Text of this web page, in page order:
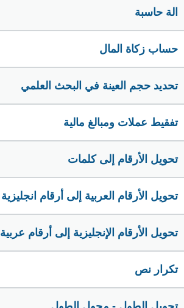
الة حاسبة
حساب زكاة المال
تحديد حجم العينة في البحث العلمي
تفقيط عملات ومبالغ مالية
تحويل الأرقام إلى كلمات
تحويل الأرقام العربية إلى أرقام انجليزية
تحويل الأرقام الإنجليزية إلى أرقام عربية
تكرار نص